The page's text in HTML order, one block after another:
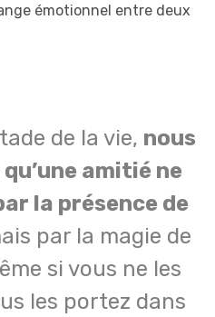
émotionnel entre deux
de la vie, nous
amitié ne
la présence de
par la magie de
si vous ne les
les portez dans